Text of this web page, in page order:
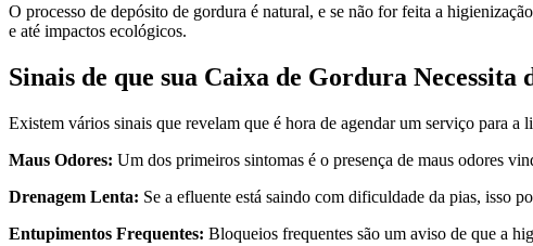
O processo de depósito de gordura é natural, e se não for feita a
e até impactos ecológicos.
Sinais de que sua Caixa de Gordura Necessita
Existem vários sinais que revelam que é hora de agendar um serviço para
Maus Odores: Um dos primeiros sintomas é o presença de maus odores
Drenagem Lenta: Se a efluente está saindo com dificuldade da pias, isso
Entupimentos Frequentes: Bloqueios frequentes são um aviso de que a